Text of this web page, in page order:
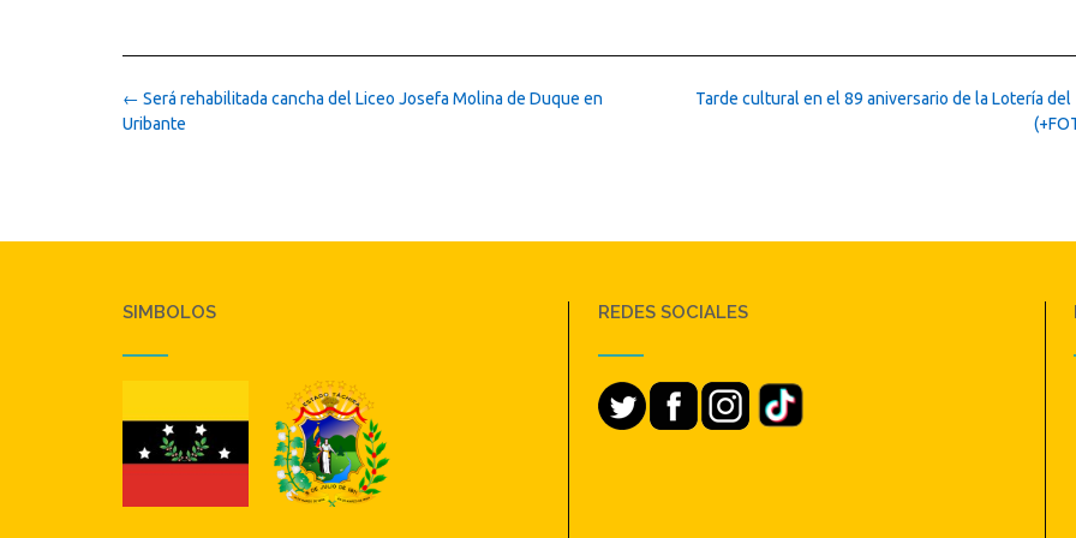
Post
navigation
Tarde cultural en el 89 aniversario de la Lotería del
← Será rehabilitada cancha del Liceo Josefa Molina de Duque en
Uribante
SIMBOLOS REDES SOCIALES